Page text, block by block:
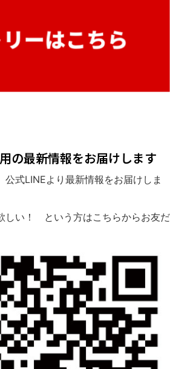
の最新情報をお届けします
式LINEより最新情報をお届けしま
しい！ という方はこちらからお友だ